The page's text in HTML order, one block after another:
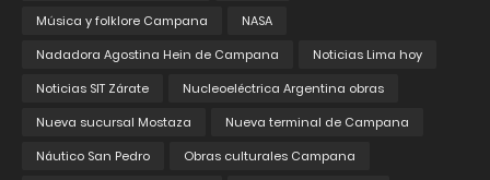
Música y folklore Campana
NASA
Nadadora Agostina Hein de Campana
Noticias Lima hoy
Noticias SIT Zárate
Nucleoeléctrica Argentina obras
Nueva sucursal Mostaza
Nueva terminal de Campana
Náutico San Pedro
Obras culturales Campana